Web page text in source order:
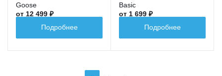
Goose
от 12 499 ₽
Подробнее
Basic
от 1 699 ₽
Подробнее